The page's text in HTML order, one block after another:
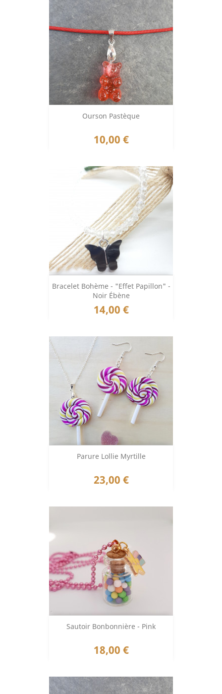
Ourson Pastèque
Prix
10,00 €
Bracelet Bohème - "Effet Papillon" -
Noir Ébène
Prix
14,00 €
Parure Lollie Myrtille
Prix
23,00 €
Sautoir Bonbonnière - Pink
Prix
18,00 €